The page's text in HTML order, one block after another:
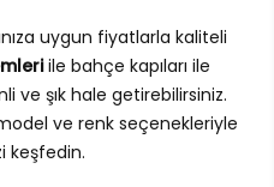
uygun fiyatlarla kaliteli
ile bahçe kapıları ile
ve şık hale getirebilirsiniz.
ve renk seçenekleriyle
keşfedin.